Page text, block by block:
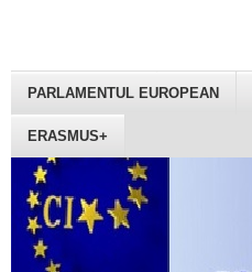
PARLAMENTUL EUROPEAN
ERASMUS+